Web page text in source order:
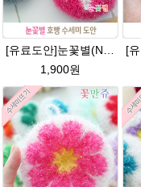
1,900원